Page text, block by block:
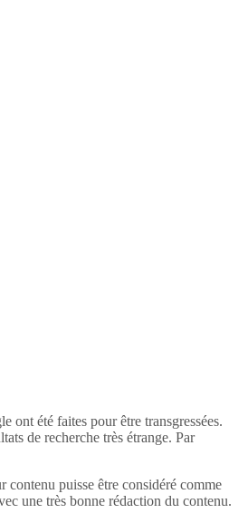
ont été faites pour être transgressées.
de recherche très étrange. Par
contenu puisse être considéré comme
une très bonne rédaction du contenu.